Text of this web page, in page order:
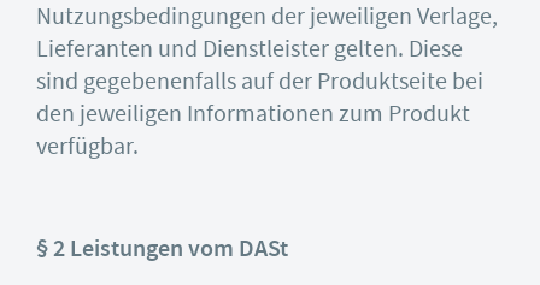
Nutzungsbedingungen der jeweiligen Verlage,
Lieferanten und Dienstleister gelten. Diese
sind gegebenenfalls auf der Produktseite bei
den jeweiligen Informationen zum Produkt
verfügbar.
§ 2 Leistungen vom DASt